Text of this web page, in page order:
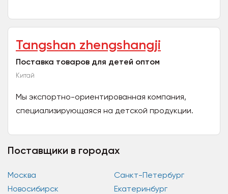
Tangshan zhengshangji
Поставка товаров для детей оптом
Китай
Мы экспортно-ориентированная компания,
специализирующаяся на детской продукции.
разработки, проектирование,...
Поставщики в городах
Москва
Санкт-Петербург
Новосибирск
Екатеринбург